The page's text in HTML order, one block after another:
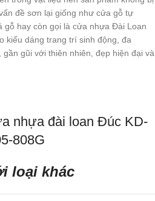
đề sơn lại giống như cửa gỗ tự
gỗ hay còn gọi là cửa nhựa Đài Loan
kiểu dáng trang trí sinh động, đa
gũi với thiên nhiên, đẹp hiện đại và
nhựa đài loan Đúc KD-
808G
loại khác